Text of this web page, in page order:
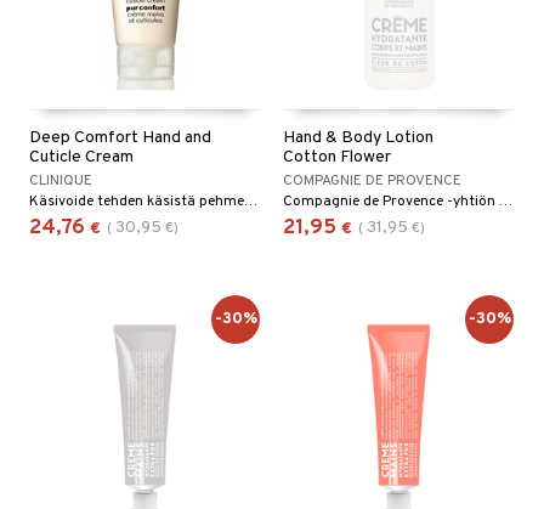
Deep Comfort Hand and
Cuticle Cream
CLINIQUE
Käsivoide tehden käsistä pehmeät ja miellyttävät, parantaen käsien ja kynsinauhojen ihoa.
24,76 € ( 30,95 €)
Hand & Body Lotion
Cotton Flower
COMPAGNIE DE PROVENCE
Compagnie de Provence -yhtiön kosteuttava voide, jossa on puuvillakukan tuoksu.
21,95 € ( 31,95 €)
-30% -30%